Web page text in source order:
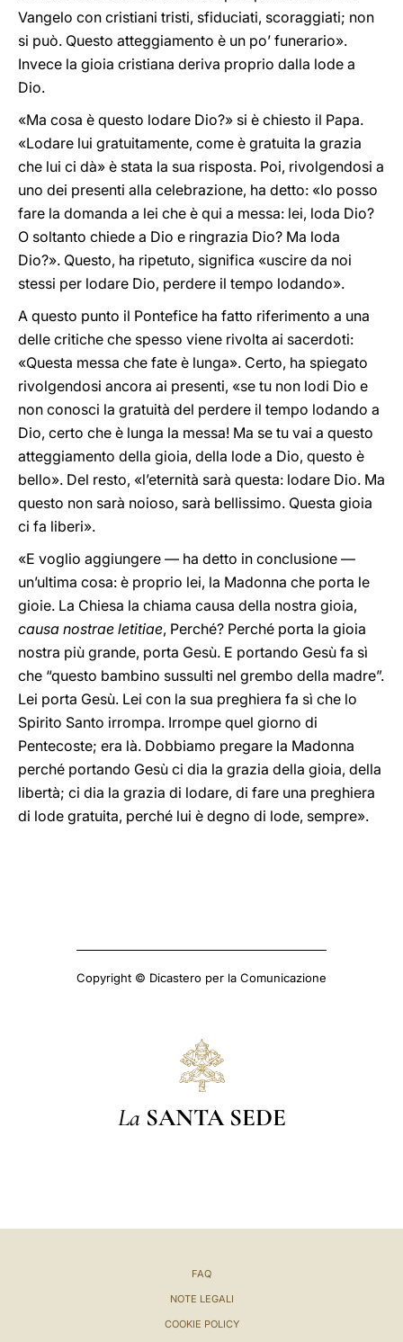
Vangelo con cristiani tristi, sfiduciati, scoraggiati; non
si può. Questo atteggiamento è un po’ funerario».
Invece la gioia cristiana deriva proprio dalla lode a
Dio.
«Ma cosa è questo lodare Dio?» si è chiesto il Papa.
«Lodare lui gratuitamente, come è gratuita la grazia
che lui ci dà» è stata la sua risposta. Poi, rivolgendosi a
uno dei presenti alla celebrazione, ha detto: «Io posso
fare la domanda a lei che è qui a messa: lei, loda Dio?
O soltanto chiede a Dio e ringrazia Dio? Ma loda
Dio?». Questo, ha ripetuto, significa «uscire da noi
stessi per lodare Dio, perdere il tempo lodando».
A questo punto il Pontefice ha fatto riferimento a una
delle critiche che spesso viene rivolta ai sacerdoti:
«Questa messa che fate è lunga». Certo, ha spiegato
rivolgendosi ancora ai presenti, «se tu non lodi Dio e
non conosci la gratuità del perdere il tempo lodando a
Dio, certo che è lunga la messa! Ma se tu vai a questo
atteggiamento della gioia, della lode a Dio, questo è
bello». Del resto, «l’eternità sarà questa: lodare Dio. Ma
questo non sarà noioso, sarà bellissimo. Questa gioia
ci fa liberi».
«E voglio aggiungere — ha detto in conclusione —
un’ultima cosa: è proprio lei, la Madonna che porta le
gioie. La Chiesa la chiama causa della nostra gioia,
causa nostrae letitiae, Perché? Perché porta la gioia
nostra più grande, porta Gesù. E portando Gesù fa sì
che “questo bambino sussulti nel grembo della madre”.
Lei porta Gesù. Lei con la sua preghiera fa sì che lo
Spirito Santo irrompa. Irrompe quel giorno di
Pentecoste; era là. Dobbiamo pregare la Madonna
perché portando Gesù ci dia la grazia della gioia, della
libertà; ci dia la grazia di lodare, di fare una preghiera
di lode gratuita, perché lui è degno di lode, sempre».
Copyright © Dicastero per la Comunicazione
La SANTA SEDE
FAQ
NOTE LEGALI
COOKIE POLICY